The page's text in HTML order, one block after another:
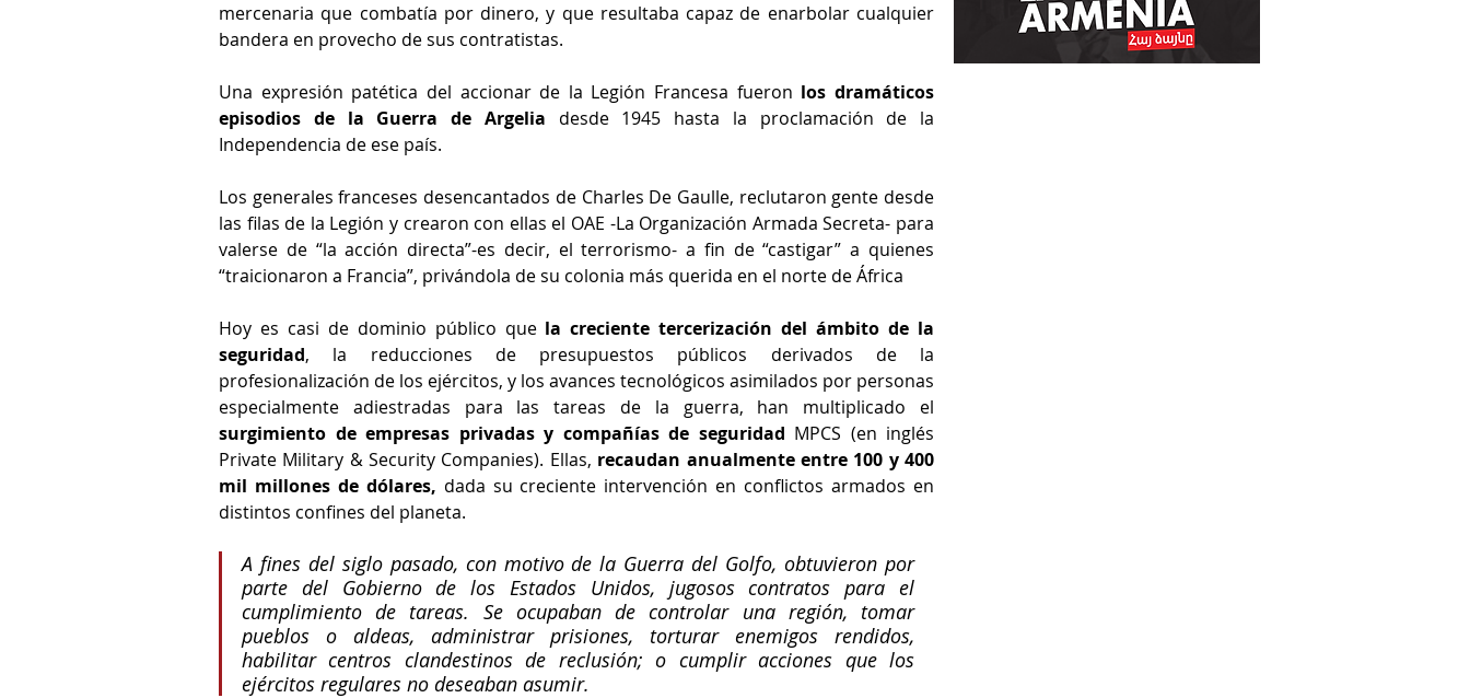
mercenaria que combatía por dinero, y que resultaba capaz de enarbolar cualquier
bandera en provecho de sus contratistas.
Una expresión patética del accionar de la Legión Francesa fueron los dramáticos
episodios de la Guerra de Argelia desde 1945 hasta la proclamación de la
Independencia de ese país.
Los generales franceses desencantados de Charles De Gaulle, reclutaron gente desde
las filas de la Legión y crearon con ellas el OAE -La Organización Armada Secreta- para
valerse de “la acción directa”-es decir, el terrorismo- a fin de “castigar” a quienes
“traicionaron a Francia”, privándola de su colonia más querida en el norte de África
Hoy es casi de dominio público que la creciente tercerización del ámbito de la
seguridad, la reducciones de presupuestos públicos derivados de la
profesionalización de los ejércitos, y los avances tecnológicos asimilados por personas
surgimiento de empresas privadas y compañías de seguridad MPCS (en inglés
Private Military & Security Companies). Ellas, recaudan anualmente entre 100 y 400
mil millones de dólares, dada su creciente intervención en conflictos armados en
distintos confines del planeta.
A fines del siglo pasado, con motivo de la Guerra del Golfo, obtuvieron por
parte del Gobierno de los Estados Unidos, jugosos contratos para el
cumplimiento de tareas. Se ocupaban de controlar una región, tomar
pueblos o aldeas, administrar prisiones, torturar enemigos rendidos,
habilitar centros clandestinos de reclusión; o cumplir acciones que los
ejércitos regulares no deseaban asumir.